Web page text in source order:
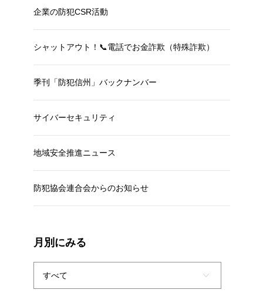
企業の防犯CSR活動
シャットアウト！📞電話でお金詐欺（特殊詐欺）
季刊「防犯信州」バックナンバー
サイバーセキュリティ
地域安全推進ニュース
防犯協会連合会からのお知らせ
月別にみる